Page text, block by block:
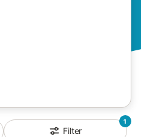
1
Filter